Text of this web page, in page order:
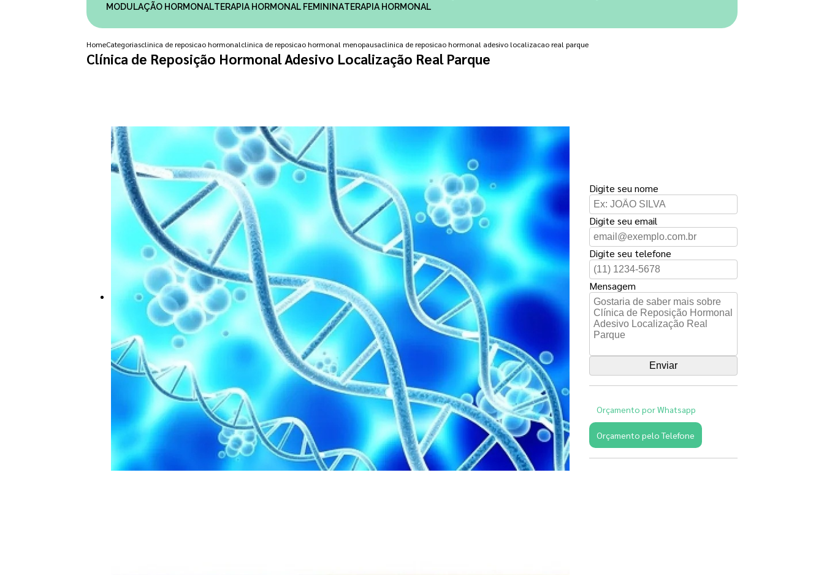
MODULAÇÃO HORMONAL
TERAPIA HORMONAL FEMININA TERAPIA HORMONAL
HomeCategoriasclinica de reposicao hormonalclinica de reposicao hormonal menopausaclinica de reposicao hormonal adesivo localizacao real parque
Clínica de Reposição Hormonal Adesivo Localização Real Parque
Digite seu nome
Digite seu email
Digite seu telefone
Mensagem
Orçamento por Whatsapp
Orçamento pelo Telefone